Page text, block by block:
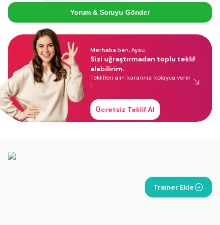
Yorum & Soruyu Gönder
Merhaba ben, Aysu.
Sizi uğraştırmadan toplu teklif
alabilirim.
Teklifleri alın, kararınızı kolayca verin
!
Ücretsiz Teklif Al
Trainer Ekle